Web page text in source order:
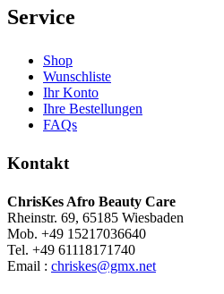
Service
Shop
Wunschliste
Ihr Konto
Ihre Bestellungen
FAQs
Kontakt
ChrisKes Afro Beauty Care
Rheinstr. 69, 65185 Wiesbaden
Mob. +49 15217036640
Tel. +49 61118171740
Email : chriskes@gmx.net